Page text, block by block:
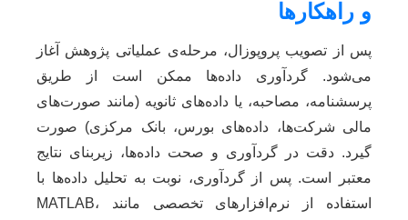
و راهکارها
پس از تصویب پروپوزال، مرحله‌ی عملیاتی پژوهش آغاز
می‌شود. گردآوری داده‌ها ممکن است از طریق
پرسشنامه، مصاحبه، یا داده‌های ثانویه (مانند صورت‌های
مالی شرکت‌ها، داده‌های بورس، بانک مرکزی) صورت
گیرد. دقت در گردآوری و صحت داده‌ها، زیربنای نتایج
معتبر است. پس از گردآوری، نوبت به تحلیل داده‌ها با
استفاده از نرم‌افزارهای تخصصی مانند MATLAB،